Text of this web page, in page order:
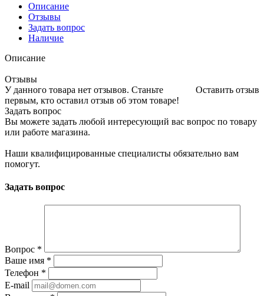
Описание
Отзывы
Задать вопрос
Наличие
Описание
Отзывы
Оставить отзыв
У данного товара нет отзывов. Станьте
первым, кто оставил отзыв об этом товаре!
Задать вопрос
Вы можете задать любой интересующий вас вопрос по товару
или работе магазина.
Наши квалифицированные специалисты обязательно вам
помогут.
Задать вопрос
Вопрос *
Ваше имя *
Телефон *
E-mail